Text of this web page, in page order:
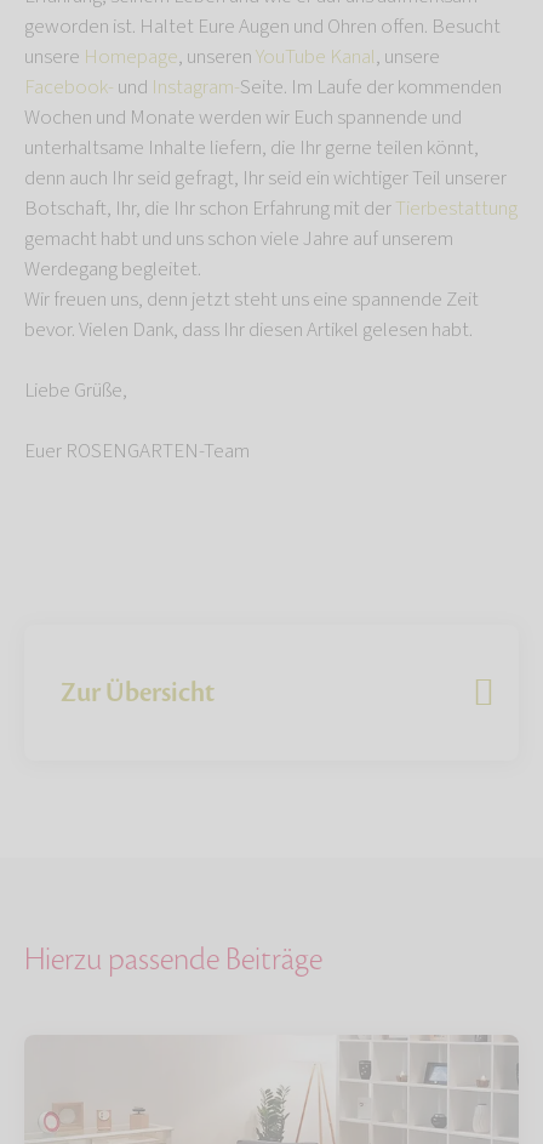
geworden ist. Haltet Eure Augen und Ohren offen. Besucht
unsere Homepage, unserenYouTube Kanal, unsere
Facebook- und Instagram-Seite. Im Laufe der kommenden
Wochen und Monate werden wir Euch spannende und
unterhaltsame Inhalte liefern, die Ihr gerne teilen könnt,
denn auch Ihr seid gefragt, Ihr seid ein wichtiger Teil unserer
Botschaft, Ihr, die Ihr schon Erfahrung mit derTierbestattung
gemacht habt und uns schon viele Jahre auf unserem
Werdegang begleitet.
Wir freuen uns, denn jetzt steht uns eine spannende Zeit
bevor. Vielen Dank, dass Ihr diesen Artikel gelesen habt.
Liebe Grüße,
Euer ROSENGARTEN-Team
Zur Übersicht
Hierzu passende Beiträge